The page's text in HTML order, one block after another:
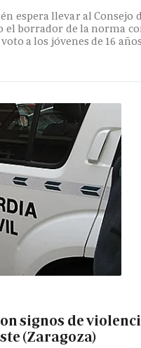
espera llevar al Consejo
el borrador de la norma
a los jóvenes de 16
signos de
(Zaragoza)